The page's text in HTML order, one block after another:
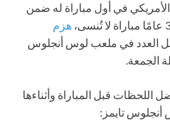
في أول مباراة له ضمن
هزم
العدد في ملعب لوس أنجلوس
الجمعة.
قبل المباراة وأثناءها
تايمز: